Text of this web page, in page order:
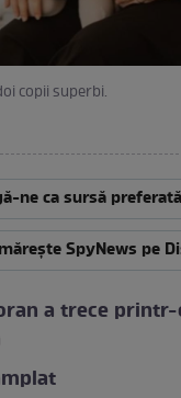
copii superbi.
ne ca sursă
SpyNews pe
a trece